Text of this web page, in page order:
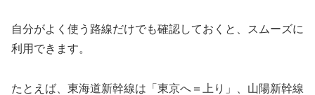
自分がよく使う路線だけでも確認しておくと、スムーズに
利用できます。
たとえば、東海道新幹線は「東京へ＝上り」、山陽新幹線